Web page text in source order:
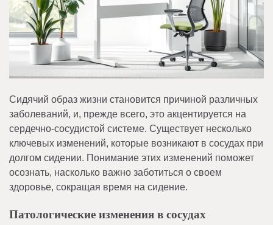
Сидячий образ жизни становится причиной различных
заболеваний, и, прежде всего, это акцентируется на
сердечно-сосудистой системе. Существует несколько
ключевых изменений, которые возникают в сосудах при
долгом сидении. Понимание этих изменений поможет
осознать, насколько важно заботиться о своем
здоровье, сокращая время на сидение.
Патологические изменения в сосудах